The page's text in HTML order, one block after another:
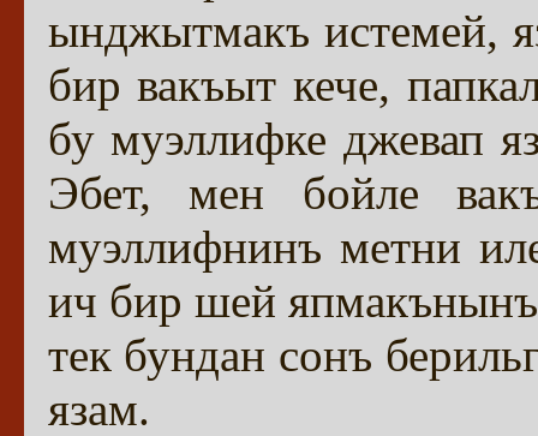
ынджытмакъ истемей,
бир вакъыт кече,
бу муэллифке джевап
Эбет, мен бойле
муэллифнинъ метни
ич бир шей
тек бундан сонъ
язам.